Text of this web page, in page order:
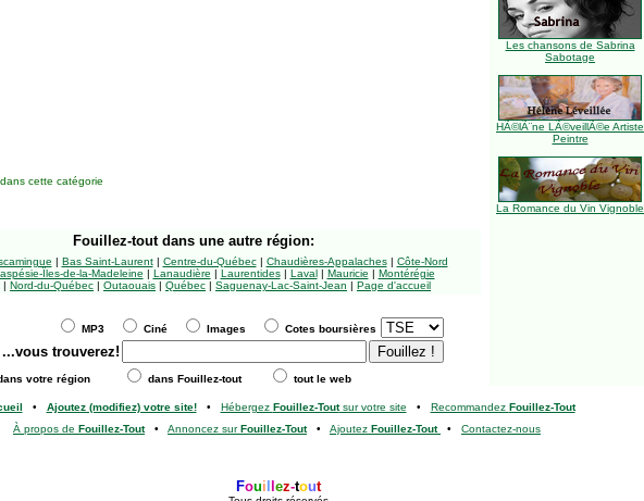
Les chansons de Sabrina
Sabotage
HÃ©lÃ¨ne LÃ©veillÃ©e Artiste
Peintre
La Romance du Vin Vignoble
dans cette catégorie
Fouillez-tout dans une autre région:
| Bas Saint-Laurent| Centre-du-Québec| Chaudières-Appalaches| Côte-Nord
Îles-de-la-Madeleine | Lanaudière | Laurentides| Laval| Mauricie | Montérégie
| Nord-du-Québec | Outaouais | Québec | Saguenay-Lac-Saint-Jean | Page d'accueil
MP3 Ciné Images Cotes boursières
...vous trouverez!
votre région dans Fouillez-tout tout le web
• Ajoutez (modifiez) votre site!• Hébergez Fouillez-Toutsur votre site • Recommandez Fouillez-Tout
À propos de Fouillez-Tout• Annoncez surFouillez-Tout• Ajoutez Fouillez-Tout • Contactez-nous
Foui ez-tout